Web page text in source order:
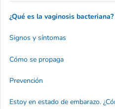
¿Qué es la vaginosis bacteriana?
Signos y síntomas
Cómo se propaga
Prevención